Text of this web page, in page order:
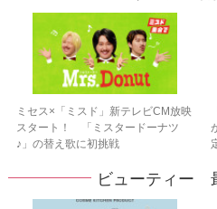
ミセス×「ミスド」新テレビCM放映
スタート！ 「ミスタードーナツ
♪」の替え歌に初挑戦
ビューティー